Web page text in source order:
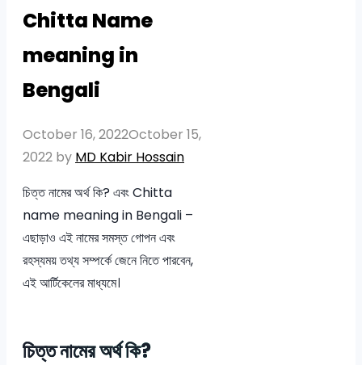
Chitta Name
meaning in
Bengali
October 16, 2022October 15,
2022 by MD Kabir Hossain
চিত্ত নামের অর্থ কি? এবং Chitta
name meaning in Bengali –
এছাড়াও এই নামের সমস্ত গোপন এবং
রহস্যময় তথ্য সম্পর্কে জেনে নিতে পারবেন,
এই আর্টিকেলের মাধ্যমে।
চিত্ত নামের অর্থ কি?